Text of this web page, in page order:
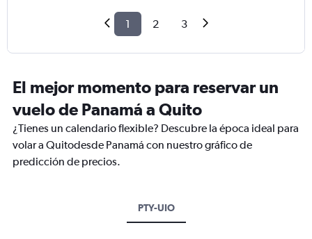
1 2 3
El mejor momento para reservar un
vuelo de Panamá a Quito
¿Tienes un calendario flexible? Descubre la época ideal para
volar a Quitodesde Panamá con nuestro gráfico de
predicción de precios.
PTY-UIO